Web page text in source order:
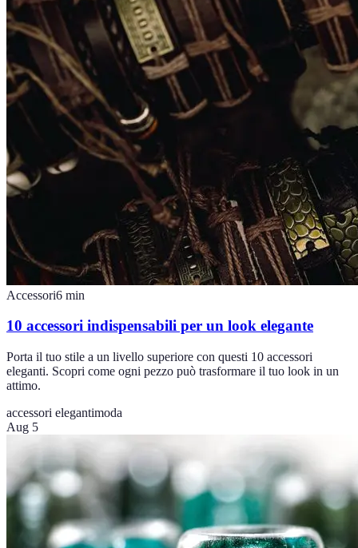
Accessori6 min
10 accessori indispensabili per un look elegante
Porta il tuo stile a un livello superiore con questi 10 accessori
eleganti. Scopri come ogni pezzo può trasformare il tuo look in un
attimo.
accessori elegantimoda
Aug 5